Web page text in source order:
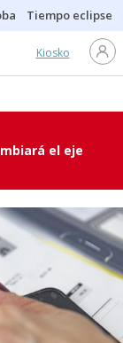
Tiempo eclipse
Kiosko
el eje